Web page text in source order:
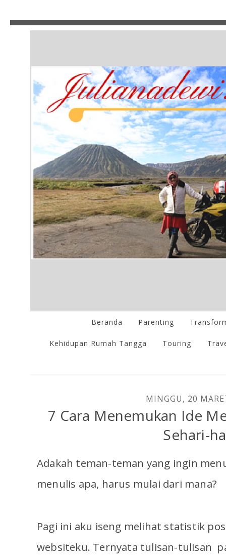
Beranda Parenting
Kehidupan Rumah Tangga Touring
MINGGU, 20
7 Cara Menemukan Ide
Sehari-
Adakah teman-teman yang ingin
menulis apa, harus mulai dari mana?
Pagi ini aku iseng melihat statistik
websiteku. Ternyata tulisan-tulisan